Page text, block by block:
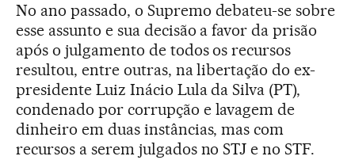
No ano passado, o Supremo debateu-se sobre
esse assunto e sua decisão a favor da prisão
após o julgamento de todos os recursos
resultou, entre outras, na libertação do ex-
presidente Luiz Inácio Lula da Silva (PT),
condenado por corrupção e lavagem de
dinheiro em duas instâncias, mas com
recursos a serem julgados no STJ e no STF.